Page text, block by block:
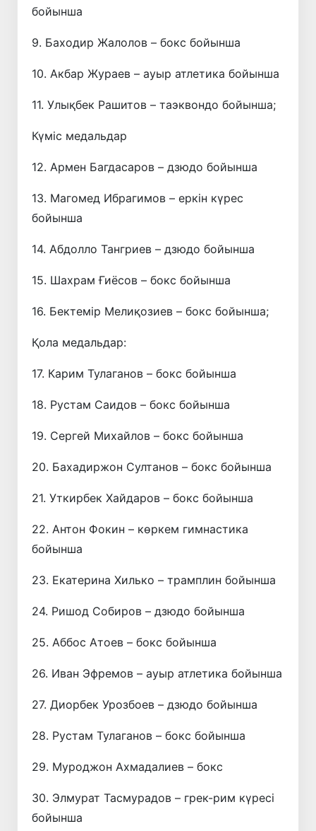
бойынша
9. Баходир Жалолов – бокс бойынша
10. Акбар Жураев – ауыр атлетика бойынша
11. Улықбек Рашитов – таэквондо бойынша;
Күміс медальдар
12. Армен Багдасаров – дзюдо бойынша
13. Магомед Ибрагимов – еркін күрес
бойынша
14. Абдолло Тангриев – дзюдо бойынша
15. Шахрам Ғиёсов – бокс бойынша
16. Бектемір Мелиқозиев – бокс бойынша;
Қола медальдар:
17. Карим Тулаганов – бокс бойынша
18. Рустам Саидов – бокс бойынша
19. Сергей Михайлов – бокс бойынша
20. Бахадиржон Султанов – бокс бойынша
21. Уткирбек Хайдаров – бокс бойынша
22. Антон Фокин – көркем гимнастика
бойынша
23. Екатерина Хилько – трамплин бойынша
24. Ришод Собиров – дзюдо бойынша
25. Аббос Атоев – бокс бойынша
26. Иван Эфремов – ауыр атлетика бойынша
27. Диорбек Урозбоев – дзюдо бойынша
28. Рустам Тулаганов – бокс бойынша
29. Муроджон Ахмадалиев – бокс
30. Элмурат Тасмурадов – грек-рим күресі
бойынша